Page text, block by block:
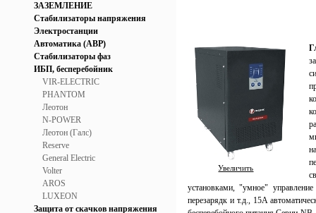
ЗАЗЕМЛЕНИЕ
Стабилизаторы напряжения
Электростанции
Автоматика (АВР)
Стабилизаторы фаз
ИБП, бесперебойник
VIR-ELECTRIC
PHANTOM
Леотон
N-POWER
Леотон (Галс)
Reserve
General Electric
Volter
AROS
LUXEON
Защита от скачков напряжения
Увеличить
установками, "умное"
перезарядк и т.д., 15A